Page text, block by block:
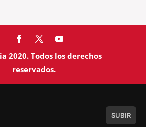
2020. Todos los derechos
reservados.
SUBIR